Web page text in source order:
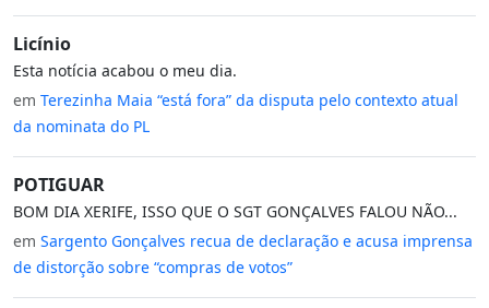
Licínio
Esta notícia acabou o meu dia.
em Terezinha Maia “está fora” da disputa pelo contexto atual
da nominata do PL
POTIGUAR
BOM DIA XERIFE, ISSO QUE O SGT GONÇALVES FALOU NÃO...
em Sargento Gonçalves recua de declaração e acusa imprensa
de distorção sobre “compras de votos”